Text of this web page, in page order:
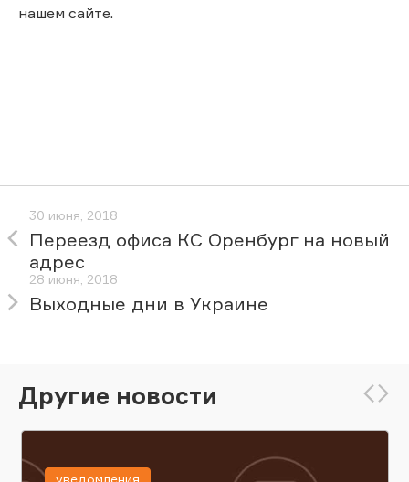
нашем сайте.
30 июня, 2018
Переезд офиса КС Оренбург на новый
адрес
28 июня, 2018
Выходные дни в Украине
Другие новости